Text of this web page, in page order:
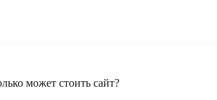
может стоить сайт?